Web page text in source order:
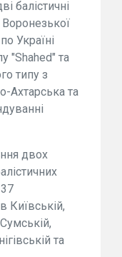
балістичні
Україні
"Shahed" та
типу з
Ахтарська та
двох
Київській,
та